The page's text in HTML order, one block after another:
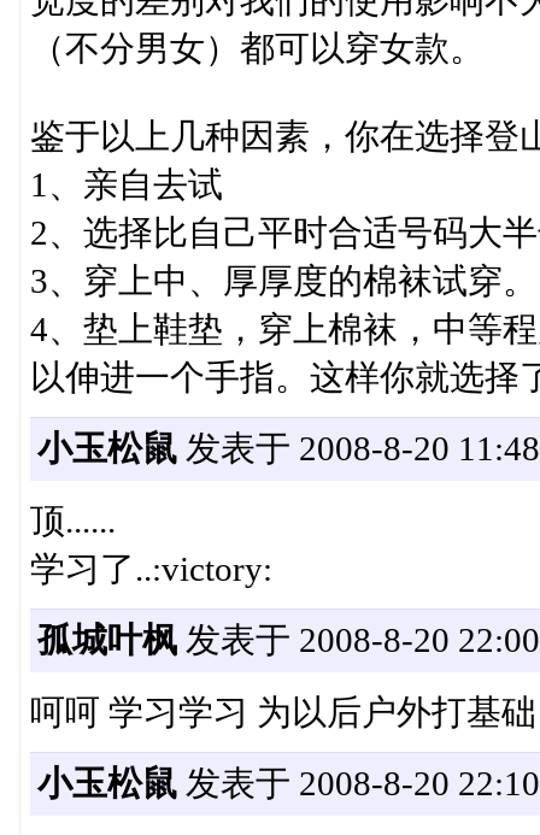
（不分男女）都可以穿女款。
鉴于以上几种因素，你在选择登
1、亲自去试
2、选择比自己平时合适号码大
3、穿上中、厚厚度的棉袜试穿。
4、垫上鞋垫，穿上棉袜，中等
以伸进一个手指。这样你就选择
小玉松鼠发表于 2008-8-20
顶......
学习了..:victory:
孤城叶枫发表于 2008-8-20
呵呵 学习学习 为以后户外打基础
小玉松鼠发表于 2008-8-20